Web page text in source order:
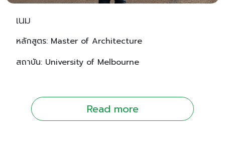
เนม
หลักสูตร: Master of Architecture
สถาบัน: University of Melbourne
Read more